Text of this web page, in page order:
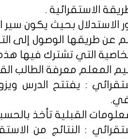
الاستقرائية .
بحيث يكون سير
عن طريقها الوصول إلى
التي تشترك فيها
المعلم معرفة الطالب
: يفتتح الدرس
القبلية تأخذ
: النتائج من